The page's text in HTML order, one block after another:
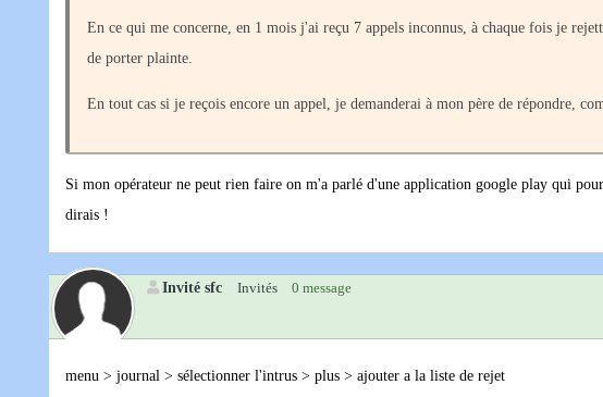
En ce qui me concerne, en 1 mois j'ai reçu 7 appels inconnus, à chaque fois je
de porter plainte.
En tout cas si je reçois encore un appel, je demanderai à mon père de répondre,
Si mon opérateur ne peut rien faire on m'a parlé d'une application google play qui
dirais !
Invité sfc Invités 0 message
menu > journal > sélectionner l'intrus > plus > ajouter a la liste de rejet